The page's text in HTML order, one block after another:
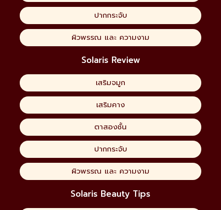
ปากกระจับ
ผิวพรรณ และ ความงาม
Solaris Review
เสริมจมูก
เสริมคาง
ตาสองชั้น
ปากกระจับ
ผิวพรรณ และ ความงาม
Solaris Beauty Tips